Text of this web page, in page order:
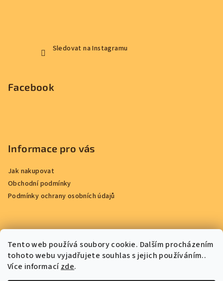
Tento web používá soubory cookie. Dalším procházením
tohoto webu vyjadřujete souhlas s jejich používáním..
Více informacízde.
Sledovat na Instagramu
Facebook
Informace pro vás
Jak nakupovat
Obchodní podmínky
Podmínky ochrany osobních údajů
Přijímáme online platby